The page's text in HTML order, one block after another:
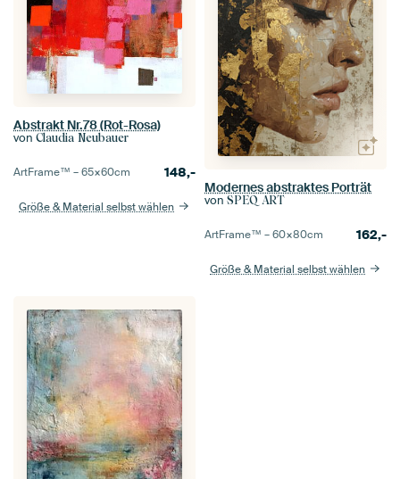
Abstrakt Nr.78 (Rot-Rosa)
von Claudia Neubauer
ArtFrame™ –65×60cm 148,-
Größe & Material selbst wählen
Modernes abstraktes Porträt
von SPEQ ART
ArtFrame™ –60×80cm 162,-
Größe & Material selbst wählen